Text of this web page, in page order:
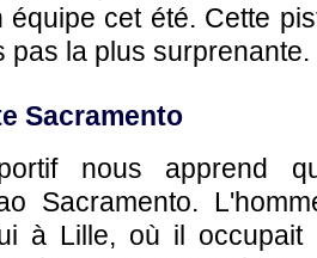
équipe cet été. Cette
pas la plus surprenante.
Sacramento
nous apprend
Sacramento.
à Lille, où il occupait